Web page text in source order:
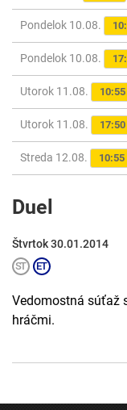
Pondelok 10.08.
Pondelok 10.08.
Utorok 11.08. 10:55
Utorok 11.08. 17:50
Streda 12.08. 10:55
Duel
Štvrtok 30.01.2014
Vedomostná súťaž
hráčmi.